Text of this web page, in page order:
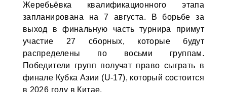
Жеребьёвка квалификационного этапа
запланирована на 7 августа. В борьбе за
выход в финальную часть турнира примут
участие 27 сборных, которые будут
распределены по восьми группам.
Победители групп получат право сыграть в
финале Кубка Азии (U-17), который состоится
в 2026 году в Китае.